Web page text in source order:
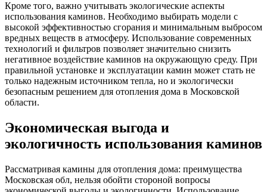
Кроме того, важно учитывать экологические аспекты
использования каминов. Необходимо выбирать модели с
высокой эффективностью сгорания и минимальным выбросом
вредных веществ в атмосферу. Использование современных
технологий и фильтров позволяет значительно снизить
негативное воздействие каминов на окружающую среду. При
правильной установке и эксплуатации камин может стать не
только надежным источником тепла, но и экологически
безопасным решением для отопления дома в Московской
области.
Экономическая выгода и
экологичность использования каминов
Рассматривая камины для отопления дома: преимущества
Московская обл, нельзя обойти стороной вопросы